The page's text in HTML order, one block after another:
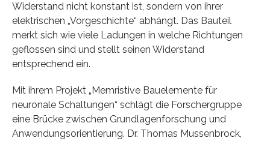
Widerstand nicht konstant ist, sondern von ihrer
elektrischen „Vorgeschichte“ abhängt. Das Bauteil
merkt sich wie viele Ladungen in welche Richtungen
geflossen sind und stellt seinen Widerstand
entsprechend ein.
Mit ihrem Projekt „Memristive Bauelemente für
neuronale Schaltungen“ schlägt die Forschergruppe
eine Brücke zwischen Grundlagenforschung und
Anwendungsorientierung. Dr. Thomas Mussenbrock,